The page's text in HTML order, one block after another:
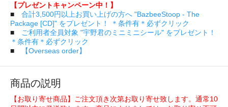
【プレゼントキャンペーン中！】
■ 合計3,500円以上お買い上げの方へ "BazbeeStoop - The
Package [CD]" をプレゼント！ ＊条件有＊必ずクリック
■
ご利用者全員対象 "宇野君のミニミニシール" をプレゼント！
＊条件有＊必ずクリック
■
【Overseas order】
商品の説明
【お取り寄せ商品】ご注文頂き次第お取り寄せ致します。通常10